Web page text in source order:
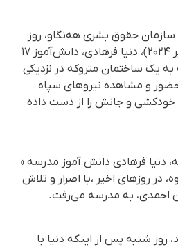
حقوق بشری هەنگاو، روز
شنبه ۲۸ مهر ۱۴۰۳ (۱۹ اکتبر ۲۰۲۴)، دنیا فرهادی، دانش‌آموز ۱۷
به یک ساختمان متروکە در نزدیکی
حضور و مشاهدە نیروهای سپاه
خودکشی و جانش را از دست دادە
دنیا فرهادی دانش آموز مدرسە «
در روزهای اخیر ،با اصرار و تلاش
احمدی، به مدرسه می‌رفت.
روز شنبە پس از اینکە دنیا با